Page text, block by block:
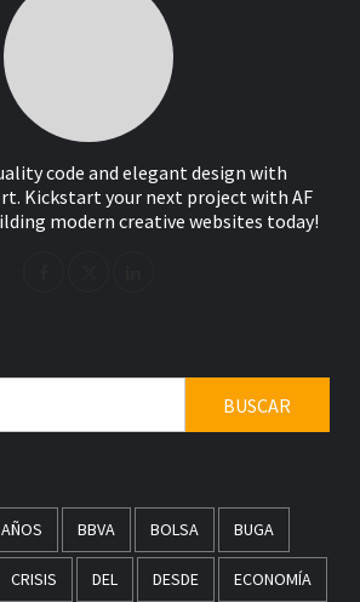
code and elegant design with
Kickstart your next project with AF
modern creative websites today!
AÑOS BBVA BOLSA BUGA
CRISIS DEL DESDE ECONOMÍA